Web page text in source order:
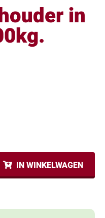
in
IN WINKELWAGEN